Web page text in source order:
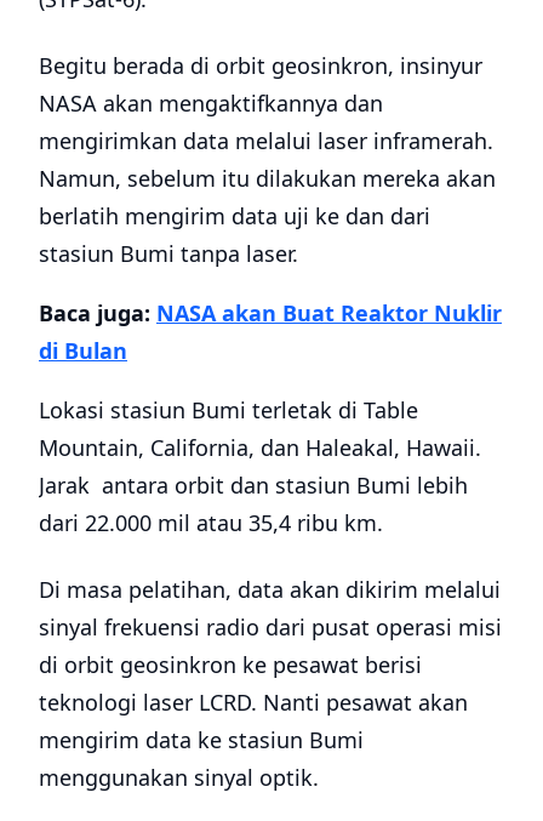
Begitu berada di orbit geosinkron, insinyur
NASA akan mengaktifkannya dan
mengirimkan data melalui laser inframerah.
Namun, sebelum itu dilakukan mereka akan
berlatih mengirim data uji ke dan dari
stasiun Bumi tanpa laser.
Baca juga: NASA akan Buat Reaktor Nuklir
di Bulan
Lokasi stasiun Bumi terletak di Table
Mountain, California, dan Haleakal, Hawaii.
Jarak antara orbit dan stasiun Bumi lebih
dari 22.000 mil atau 35,4 ribu km.
Di masa pelatihan, data akan dikirim melalui
sinyal frekuensi radio dari pusat operasi misi
di orbit geosinkron ke pesawat berisi
teknologi laser LCRD. Nanti pesawat akan
mengirim data ke stasiun Bumi
menggunakan sinyal optik.